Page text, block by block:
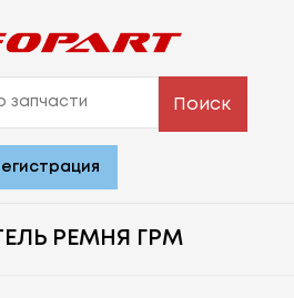
Поиск
РЕМНЯ ГРМ